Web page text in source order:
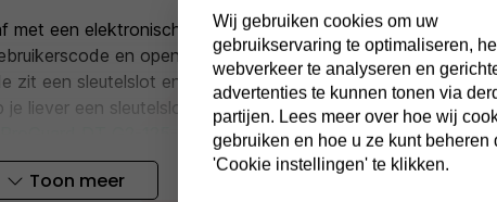
met een elektronisch codeslot. Hiermee
en openingsvertraging
zit een sleutelslot en je krijgt hier twee
je liever een sleutelslot op de kluis? Kies
ProGuard DT G2-125-KL-PL met
Toon meer
Wij gebruiken cookies om uw
gebruikservaring te optimaliseren,
webverkeer te analyseren en
advertenties te kunnen tonen via
partijen. Lees meer over hoe wij
gebruiken en hoe u ze kunt beheren
'Cookie instellingen' te klikken.